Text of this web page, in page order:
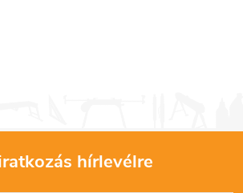
hírlevélre